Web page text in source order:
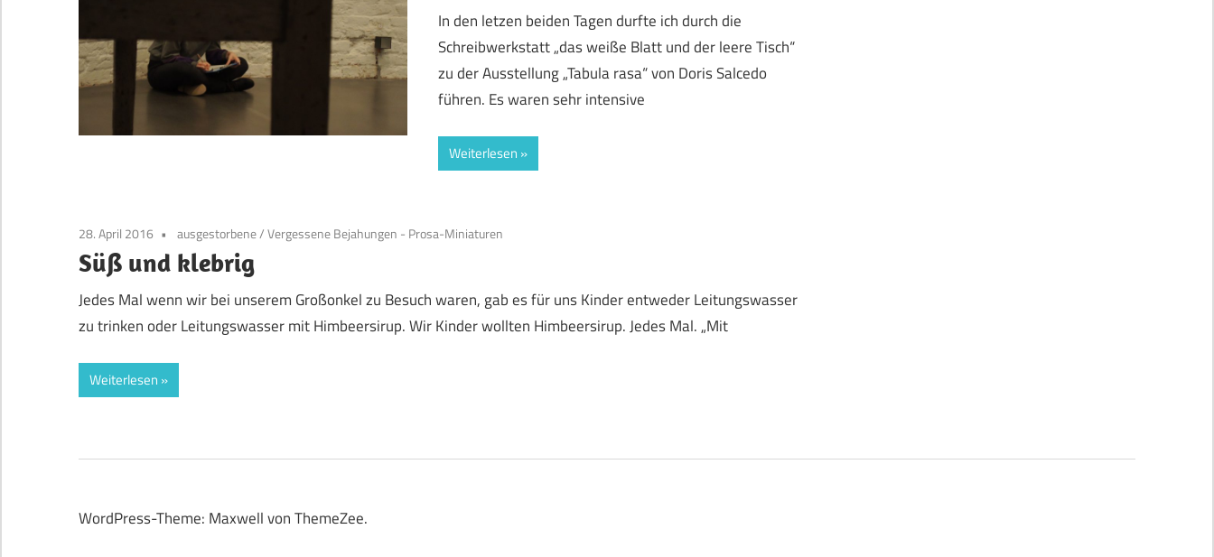
In den letzen beiden Tagen durfte ich durch die
Schreibwerkstatt „das weiße Blatt und der leere Tisch“
zu der Ausstellung „Tabula rasa“ von Doris Salcedo
führen. Es waren sehr intensive
Weiterlesen
28. April 2016 ausgestorbene/Vergessene Bejahungen - Prosa-Miniaturen
Süß und klebrig
Jedes Mal wenn wir bei unserem Großonkel zu Besuch waren, gab es für uns Kinder entweder Leitungswasser
zu trinken oder Leitungswasser mit Himbeersirup. Wir Kinder wollten Himbeersirup. Jedes Mal. „Mit
Weiterlesen
WordPress-Theme: Maxwell von ThemeZee.